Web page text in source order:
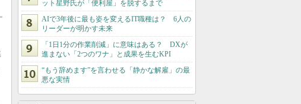
ット星野氏が「便利屋」を脱するまで
AIで3年後に最も姿を変えるIT職種は？ 6人の
リーダーが明かす未来
「1日1分の作業削減」に意味はある？ DXが
進まない「2つのワナ」と成果を生むKPI
“もう辞めます”を言わせる「静かな解雇」の最
悪な実情